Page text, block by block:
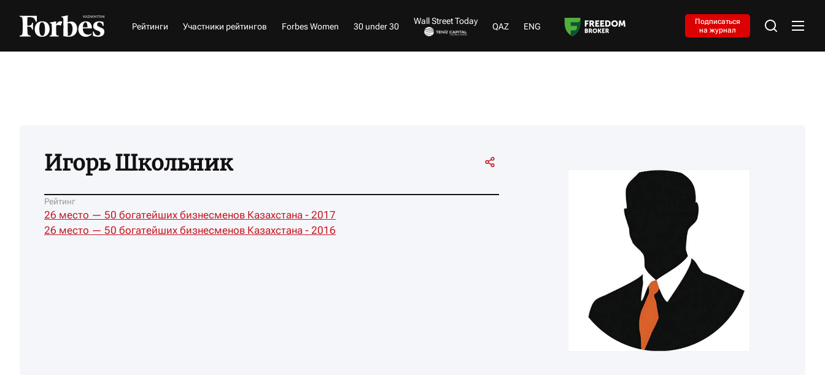
Рейтинги Участники рейтингов Forbes Women 30 under 30
Wall Street Today
QAZ ENG
Подписаться
на журнал
Игорь Школьник
Рейтинг
26 место — 50 богатейших бизнесменов Казахстана - 2017
26 место — 50 богатейших бизнесменов Казахстана - 2016